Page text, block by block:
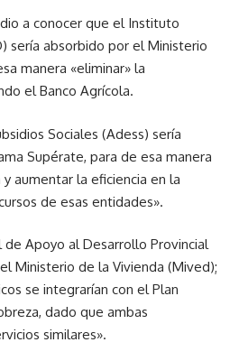
a conocer que el Instituto
sería absorbido por el Ministerio
manera «eliminar» la
el Banco Agrícola.
Sociales (Adess) sería
Supérate, para de esa manera
aumentar la eficiencia en la
de esas entidades».
de Apoyo al Desarrollo Provincial
Ministerio de la Vivienda (Mived);
se integrarían con el Plan
dado que ambas
similares».